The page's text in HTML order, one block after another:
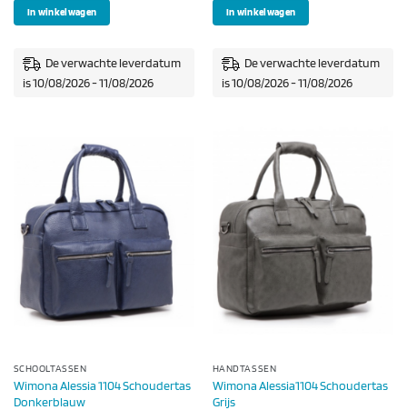
In winkelwagen
De verwachte leverdatum
is 10/08/2026 - 11/08/2026
In winkelwagen
De verwachte leverdatum
is 10/08/2026 - 11/08/2026
SCHOOLTASSEN
Wimona Alessia 1104 Schoudertas
Donkerblauw
HANDTASSEN
Wimona Alessia1104 Schoudertas
Grijs